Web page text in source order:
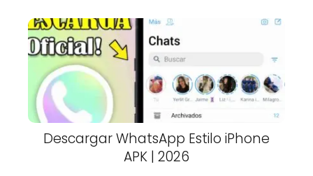
Descargar WhatsApp Estilo iPhone
APK | 2026